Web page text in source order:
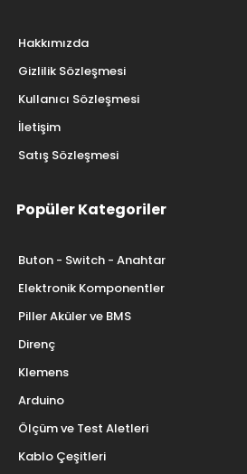
Hakkımızda
Gizlilik Sözleşmesi
Kullanıcı Sözleşmesi
İletişim
Satış Sözleşmesi
Popüler Kategoriler
Buton - Switch - Anahtar
Elektronik Komponentler
Piller Aküler ve BMS
Direnç
Klemens
Arduino
Ölçüm ve Test Aletleri
Kablo Çeşitleri